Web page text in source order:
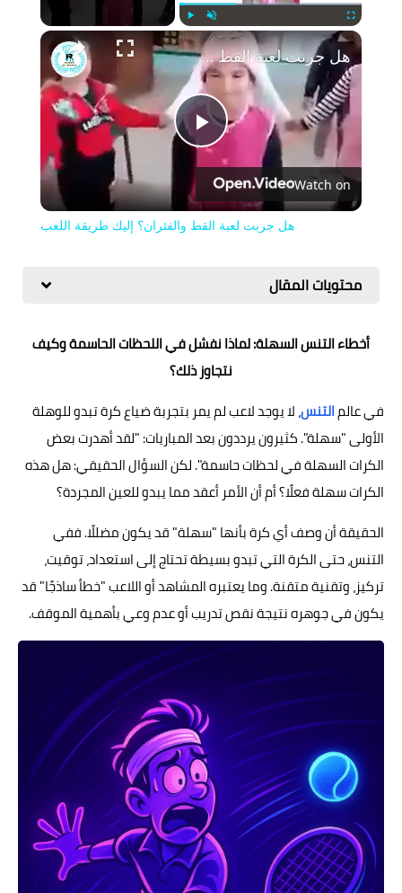
Unmute Fullscreen
Play
Video
هل جربت لعبة القط والفئران؟ إليك طريقة اللعب
Watch on
هل جربت لعبة القط والفئران؟ إليك طريقة اللعب
محتويات المقال
أخطاء التنس السهلة: لماذا نفشل في اللحظات الحاسمة وكيف
نتجاوز ذلك؟
في عالمالتنس، لا يوجد لاعب لم يمر بتجربة ضياع كرة تبدو للوهلة
الأولى "سهلة". كثيرون يرددون بعد المباريات: "لقد أهدرت بعض
الكرات السهلة في لحظات حاسمة". لكن السؤال الحقيقي: هل هذه
الكرات سهلة فعلًا؟ أم أن الأمر أعقد مما يبدو للعين المجردة؟
الحقيقة أن وصف أي كرة بأنها "سهلة" قد يكون مضللًا. ففي
التنس، حتى الكرة التي تبدو بسيطة تحتاج إلى استعداد، توقيت،
تركيز، وتقنية متقنة. وما يعتبره المشاهد أو اللاعب "خطأ ساذجًا" قد
يكون في جوهره نتيجة نقص تدريب أو عدم وعي بأهمية الموقف.